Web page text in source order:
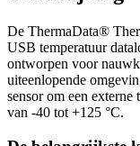
De ThermaData®
USB temperatuur
ontworpen voor
uiteenlopende
sensor om een externe
van -40 tot +125 °C.